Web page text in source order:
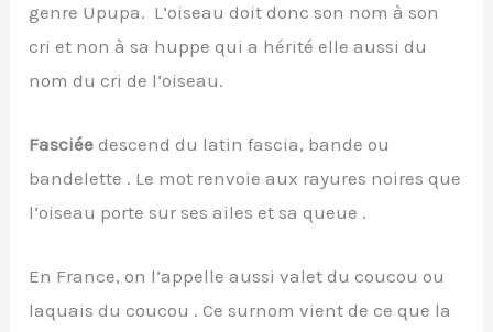
genre Upupa. L’oiseau doit donc son nom à son
cri et non à sa huppe qui a hérité elle aussi du
nom du cri de l’oiseau.
Fasciée descend du latin fascia, bande ou
bandelette . Le mot renvoie aux rayures noires que
l’oiseau porte sur ses ailes et sa queue .
En France, on l’appelle aussi valet du coucou ou
laquais du coucou . Ce surnom vient de ce que la